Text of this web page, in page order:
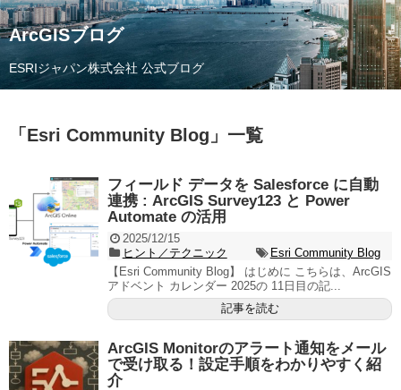
ArcGISブログ
ESRIジャパン株式会社 公式ブログ
「 Esri Community Blog 」 一覧
フィールド データを Salesforce に自動
連携 : ArcGIS Survey123 と Power
Automate の活用
2025/12/15
ヒント／テクニック
Esri Community Blog
【Esri Community Blog】 はじめに こちらは、ArcGIS
アドベント カレンダー 2025の 11日目の記...
記事を読む
ArcGIS Monitorのアラート通知をメール
で受け取る！設定手順をわかりやすく紹
介